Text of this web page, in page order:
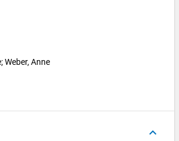
; Weber, Anne
keyboard_arrow_up